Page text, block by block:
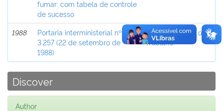
fumar: com tabela de controle
de sucesso
1988
Portaria interministerial nº
3.257 (22 de setembro de
1988)
Brasil. Ministério do
Trabalho
Discover
Author